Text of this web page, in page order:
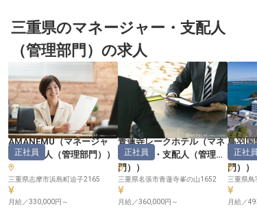
三重県のマネージャー・支配人
（管理部門）の求人
AMANEMU（マネージャ
ー・支配人（管理部門）
）
正社員
三重県志摩市浜島町迫子2165
月給／330,000円～
青蓮寺レークホテル（マネ
ージャー・支配人（管理部
門）
）
正社員
三重県名張市青蓮寺峯の山1652
月給／360,000円～
鳥羽国
ャー
門）
）
正社員
三重県鳥
月給／